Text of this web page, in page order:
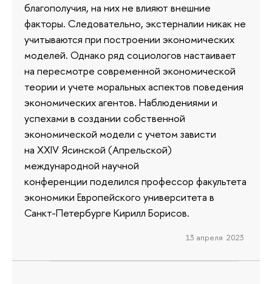
благополучия, на них не влияют внешние
факторы. Следовательно, экстерналии никак не
учитываются при построении экономических
моделей. Однако ряд социологов настаивает
на пересмотре современной экономической
теории и учете моральных аспектов поведения
экономических агентов. Наблюдениями и
успехами в создании собственной
экономической модели с учетом зависти
на XXIV Ясинской (Апрельской)
международной научной
конференции поделился профессор факультета
экономики Европейского университета в
Санкт-Петербурге Кирилл Борисов.
13 апреля 2023